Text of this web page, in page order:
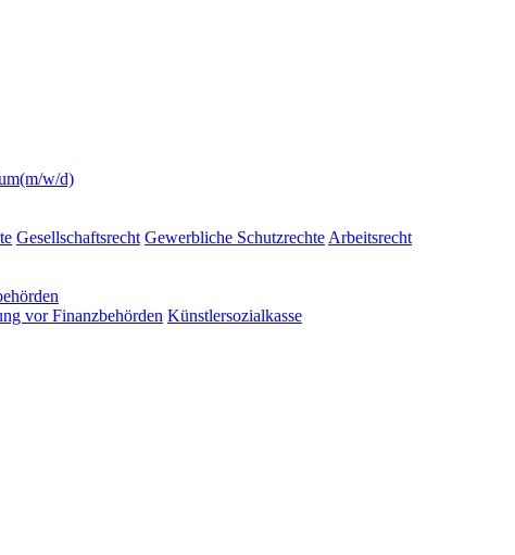
w/d)
Gesellschaftsrecht Gewerbliche Schutzrechte Arbeitsrecht
vor Finanzbehörden Künstlersozialkasse